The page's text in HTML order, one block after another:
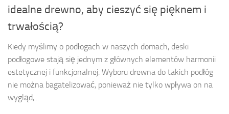
idealne drewno, aby cieszyć się pięknem i
trwałością?
Kiedy myślimy o podłogach w naszych domach, deski
podłogowe stają się jednym z głównych elementów harmonii
estetycznej i funkcjonalnej. Wyboru drewna do takich podłóg
nie można bagatelizować, ponieważ nie tylko wpływa on na
wygląd,...